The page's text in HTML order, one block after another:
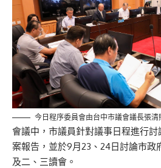
今日程序委員會由台中市議會議長張清
會議中，市議員針對議事日程進行討
案報告，並於9月23、24日討論市政
及二、三讀會。